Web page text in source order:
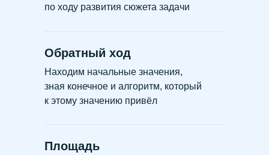
по ходу развития сюжета задачи
Находим начальные значения,
зная конечное и алгоритм, который
к этому значению привёл
Обратный ход
Площадь